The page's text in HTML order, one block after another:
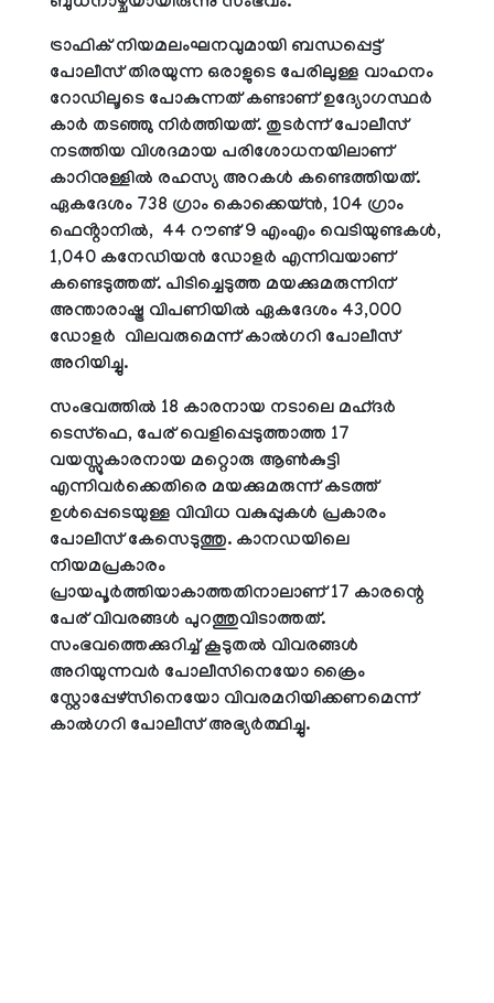
ട്രാഫിക് നിയമലംഘനവുമായി ബന്ധപ്പെട്ട്
പോലീസ് തിരയുന്ന ഒരാളുടെ പേരിലുള്ള വാഹനം
റോഡിലൂടെ പോകുന്നത് കണ്ടാണ് ഉദ്യോഗസ്ഥർ
കാർ തടഞ്ഞു നിർത്തിയത്. തുടർന്ന് പോലീസ്
നടത്തിയ വിശദമായ പരിശോധനയിലാണ്
കാറിനുള്ളിൽ രഹസ്യ അറകൾ കണ്ടെത്തിയത്.
ഏകദേശം 738 ഗ്രാം കൊക്കെയ്ൻ, 104 ഗ്രാം
ഫെൻ്റാനിൽ, 44 റൗണ്ട് 9 എംഎം വെടിയുണ്ടകൾ,
1,040 കനേഡിയൻ ഡോളർ എന്നിവയാണ്
കണ്ടെടുത്തത്. പിടിച്ചെടുത്ത മയക്കുമരുന്നിന്
അന്താരാഷ്ട്ര വിപണിയിൽ ഏകദേശം 43,000
ഡോളർ വിലവരുമെന്ന് കാൽഗറി പോലീസ്
അറിയിച്ചു.
സംഭവത്തിൽ 18 കാരനായ നടാലെ മഹ്ദർ
ടെസ്ഫെ, പേര് വെളിപ്പെടുത്താത്ത 17
വയസ്സുകാരനായ മറ്റൊരു ആൺകുട്ടി
എന്നിവർക്കെതിരെ മയക്കുമരുന്ന് കടത്ത്
ഉൾപ്പെടെയുള്ള വിവിധ വകുപ്പുകൾ പ്രകാരം
പോലീസ് കേസെടുത്തു. കാനഡയിലെ
നിയമപ്രകാരം
പ്രായപൂർത്തിയാകാത്തതിനാലാണ് 17 കാരന്റെ
പേര് വിവരങ്ങൾ പുറത്തുവിടാത്തത്.
സംഭവത്തെക്കുറിച്ച് കൂടുതൽ വിവരങ്ങൾ
അറിയുന്നവർ പോലീസിനെയോ ക്രൈം
സ്റ്റോപ്പേഴ്സിനെയോ വിവരമറിയിക്കണമെന്ന്
കാൽഗറി പോലീസ് അഭ്യർത്ഥിച്ചു.